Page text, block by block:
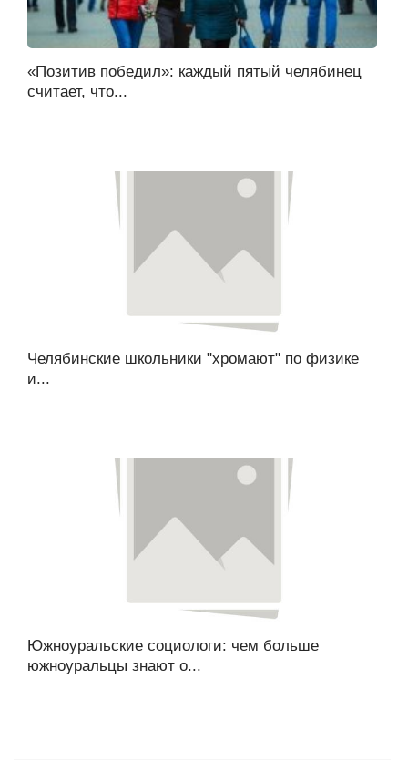
«Позитив победил»: каждый пятый челябинец
считает, что...
Челябинские школьники "хромают" по физике
и...
Южноуральские социологи: чем больше
южноуральцы знают о...